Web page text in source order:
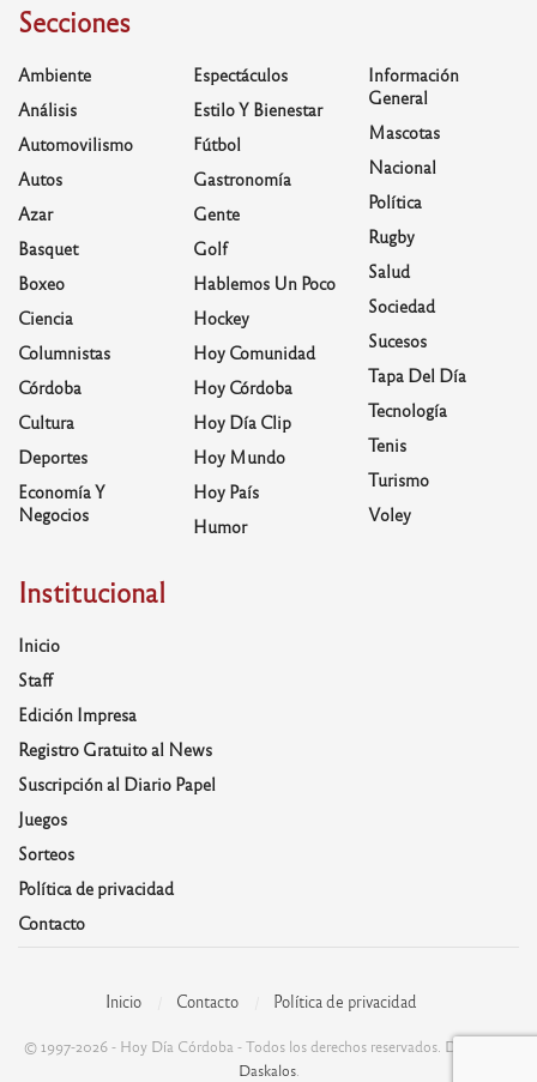
Secciones
Ambiente
Análisis
Automovilismo
Autos
Azar
Basquet
Boxeo
Ciencia
Columnistas
Córdoba
Cultura
Deportes
Economía Y
Negocios
Espectáculos
Estilo Y Bienestar
Fútbol
Gastronomía
Gente
Golf
Hablemos Un Poco
Hockey
Hoy Comunidad
Hoy Córdoba
Hoy Día Clip
Hoy Mundo
Hoy País
Humor
Información
General
Mascotas
Nacional
Política
Rugby
Salud
Sociedad
Sucesos
Tapa Del Día
Tecnología
Tenis
Turismo
Voley
Institucional
Inicio
Staff
Edición Impresa
Registro Gratuito al News
Suscripción al Diario Papel
Juegos
Sorteos
Política de privacidad
Contacto
Inicio Contacto Política de privacidad
© 1997-2026 - Hoy Día Córdoba - Todos los derechos reservados. Desarrolla:
Daskalos.